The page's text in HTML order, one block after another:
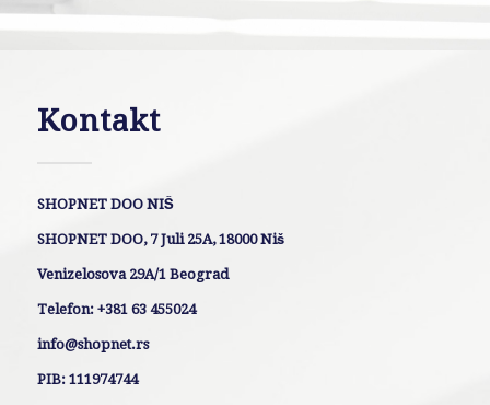
Kontakt
SHOPNET DOO NIŠ
SHOPNET DOO, 7 Juli 25A, 18000 Niš
Venizelosova 29A/1 Beograd
Telefon: +381 63 455024
info@shopnet.rs
PIB: 111974744